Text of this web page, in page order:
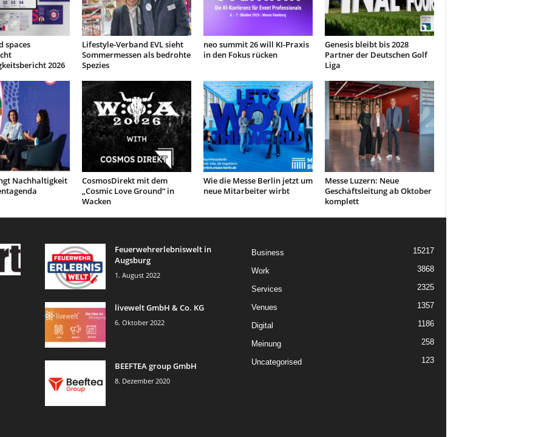
spaces
2026
Lifestyle-Verband EVL sieht
Sommermessen als bedrohte
Spezies
neo summit 26 will KI-Praxis
in den Fokus rücken
Genesis bleibt bis 2028
Partner der Deutschen Golf
Liga
Nachhaltigkeit
CosmosDirekt mit dem
„Cosmic Love Ground“ in
Wacken
Wie die Messe Berlin jetzt um
neue Mitarbeiter wirbt
Messe Luzern: Neue
Geschäftsleitung ab Oktober
komplett
Feuerwehrerlebniswelt in
Augsburg
1. August 2022
livewelt GmbH & Co. KG
6. Oktober 2022
BEEFTEA group GmbH
8. Dezember 2020
Business 15217
Work 3868
Services 2325
Venues 1357
Digital 1186
Meinung 258
Uncategorised 123